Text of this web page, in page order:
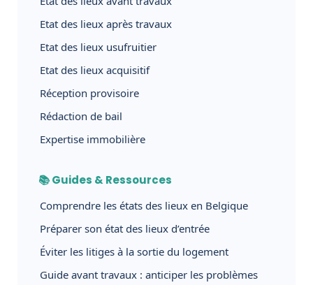
Etat des lieux après travaux
Etat des lieux usufruitier
Etat des lieux acquisitif
Réception provisoire
Rédaction de bail
Expertise immobilière
📚 Guides & Ressources
Comprendre les états des lieux en Belgique
Préparer son état des lieux d’entrée
Éviter les litiges à la sortie du logement
Guide avant travaux : anticiper les problèmes